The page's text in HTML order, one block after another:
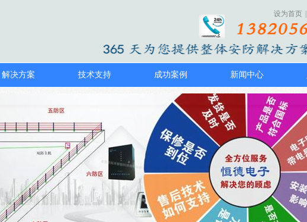
设为首页
解决方案 技术支持 成功案例 新闻中心